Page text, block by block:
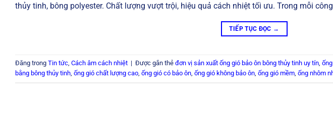
thủy tinh, bông polyester. Chất lượng vượt trội, hiệu quả cách nhiệt tối ưu. Trong mỗi
TIẾP TỤC ĐỌC →
Đăng trong Tin tức, Cách âm cách nhiệt | Được gắn thẻ đơn vị sản xuất ống gió bảo ôn bông thủy tinh uy tín,
bằng bông thủy tinh, ống gió chất lượng cao, ống gió có bảo ôn, ống gió không bảo ôn, ống gió mềm, ống nhôm